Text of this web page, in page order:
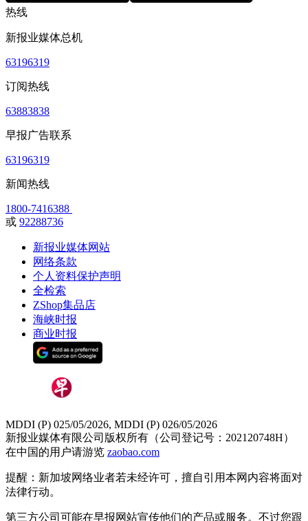
热线
新报业媒体总机
63196319
订阅热线
63883838
早报广告联系
63196319
新闻热线
1800-7416388
或 92288736
新报业媒体网站
网络条款
个人资料保护声明
全检索
ZShop集品店
海峡时报
商业时报
MDDI (P) 025/05/2026, MDDI (P) 026/05/2026
新报业媒体有限公司版权所有（公司登记号：202120748H）
在中国的用户请游览 zaobao.com
提醒：新加坡网络业者若未经许可，擅自引用本网内容将面对
法律行动。
第三方公司可能在早报网站宣传他们的产品或服务。不过您跟